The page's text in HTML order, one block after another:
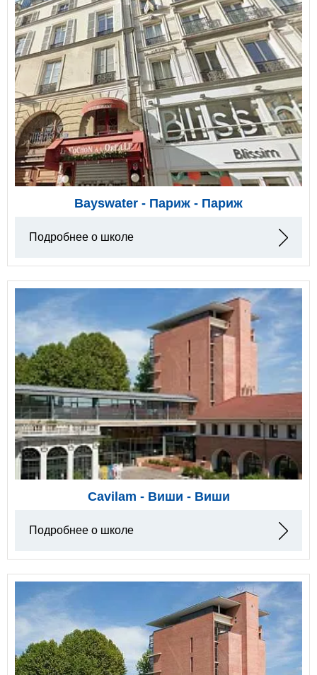
Bayswater - Париж - Париж
Подробнее о школе
Cavilam - Виши - Виши
Подробнее о школе